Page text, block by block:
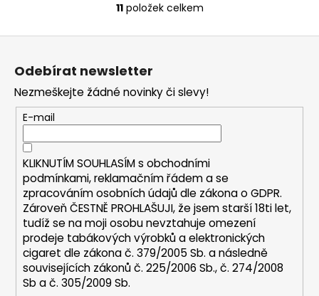
O
v
a
c
í
p
r
v
k
y
v
ý
p
i
11položek celkem
Odebírat newsletter
Nezmeškejte žádné novinky či slevy!
E-mail
KLIKNUTÍM SOUHLASÍM s obchodními
podmínkami,reklamačním řádem a se
zpracováním osobních údajů dle zákona oGDPR.
Zároveň ČESTNĚ PROHLAŠUJI, že jsem starší 18ti let,
tudíž se na moji osobu nevztahuje omezení
prodeje tabákových výrobků a elektronických
cigaret dle zákona č. 379/2005 Sb. a následně
souvisejících zákonů č. 225/2006 Sb., č. 274/2008
Sb a č. 305/2009 Sb.